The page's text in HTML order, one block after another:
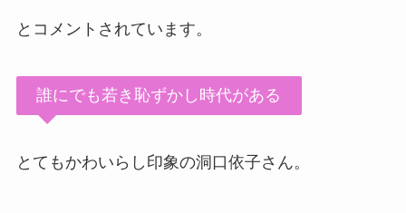
とコメントされています。
誰にでも若き恥ずかし時代がある
とてもかわいらし印象の洞口依子さん。